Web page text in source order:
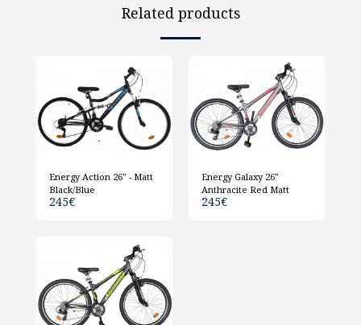
Related products
Energy Action 26" - Matt
Black/Blue
245€
Energy Galaxy 26"
Anthracite Red Matt
245€